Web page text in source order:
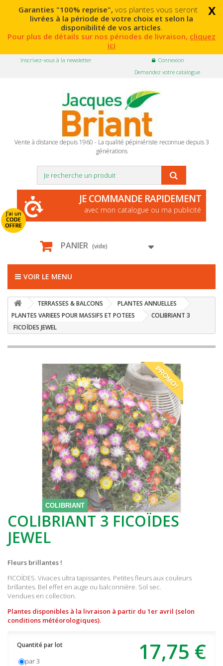
x
Garanties "100% reprise", vos plantes vous seront
livrées à la période de votre choix et selon la
disponibilité de vos articles.
Pour plus de détails sur nos périodes de livraison, cliquez
ici
Connexion
Inscrivez-vous à la newsletter
Demandez votre catalogue
Vente à distance depuis 1960 - La qualité pépiniériste reconnue depuis 3
générations
J'ai un
CODE
OFFRE
JE COMMANDE RAPIDEMENT
avec mon catalogue ou ma publicité
PANIER (vide)
VOIR LE MENU
TERRASSES & BALCONS
PLANTES ANNUELLES
PLANTES VARIEES POUR MASSIFS ET POTEES
COLIBRIANT 3
FICOÏDES JEWEL
COLIBRIANT
PROMO!
COLIBRIANT 3 FICOÏDES
JEWEL
Fleurs brillantes !
FICOÏDES. Vivaces ultra tapissantes. Petites fleurs aux couleurs
brillantes. Bel effet en auge ou balconnière. Sol sec.
Vendues en collection.
Plantes disponibles à la livraison à partir du 1er avril (selon
conditions météorologiques).
17,75 €
Quantité par lot
par 3